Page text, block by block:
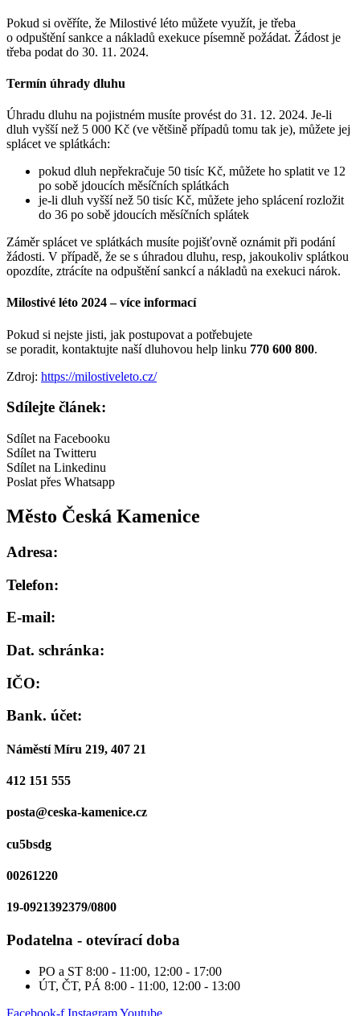
Pokud si ověříte, že Milostivé léto můžete využít, je třeba
o odpuštění sankce a nákladů exekuce písemně požádat. Žádost je
třeba podat do 30. 11. 2024.
Termín úhrady dluhu
Úhradu dluhu na pojistném musíte provést do 31. 12. 2024. Je-li
dluh vyšší než 5 000 Kč (ve většině případů tomu tak je), můžete jej
splácet ve splátkách:
pokud dluh nepřekračuje 50 tisíc Kč, můžete ho splatit ve 12
po sobě jdoucích měsíčních splátkách
je-li dluh vyšší než 50 tisíc Kč, můžete jeho splácení rozložit
do 36 po sobě jdoucích měsíčních splátek
Záměr splácet ve splátkách musíte pojišťovně oznámit při podání
žádosti. V případě, že se s úhradou dluhu, resp, jakoukoliv splátkou
opozdíte, ztrácíte na odpuštění sankcí a nákladů na exekuci nárok.
Milostivé léto 2024 – více informací
Pokud si nejste jisti, jak postupovat a potřebujete
se poradit, kontaktujte naší dluhovou help linku 770 600 800.
Zdroj: https://milostiveleto.cz/
Sdílejte článek:
Sdílet na Facebooku
Sdílet na Twitteru
Sdílet na Linkedinu
Poslat přes Whatsapp
Město Česká Kamenice
Adresa:
Telefon:
E-mail:
Dat. schránka:
IČO:
Bank. účet:
Náměstí Míru 219, 407 21
412 151 555
posta@ceska-kamenice.cz
cu5bsdg
00261220
19-0921392379/0800
Podatelna - otevírací doba
PO a ST 8:00 - 11:00, 12:00 - 17:00
ÚT, ČT, PÁ 8:00 - 11:00, 12:00 - 13:00
Facebook-f InstagramYoutube